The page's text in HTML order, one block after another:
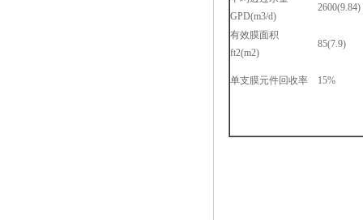
GPD(m3/d)
2600(9.84)
有效膜面积
ft2(m2)
85(7.9)
单支膜元件回收率 15%